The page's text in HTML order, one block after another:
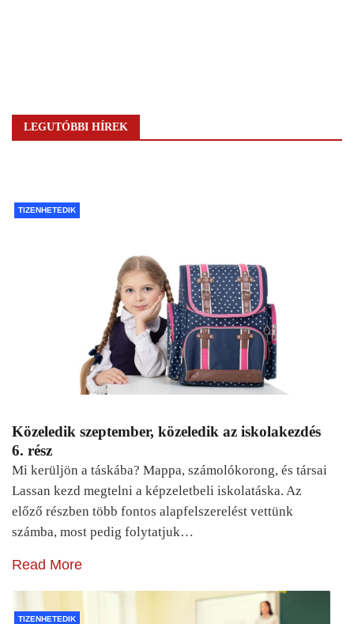
LEGUTÓBBI HÍREK
TIZENHETEDIK
Közeledik szeptember, közeledik az iskolakezdés
6. rész
Mi kerüljön a táskába? Mappa, számolókorong, és társai
Lassan kezd megtelni a képzeletbeli iskolatáska. Az
előző részben több fontos alapfelszerelést vettünk
számba, most pedig folytatjuk…
Read More
TIZENHETEDIK